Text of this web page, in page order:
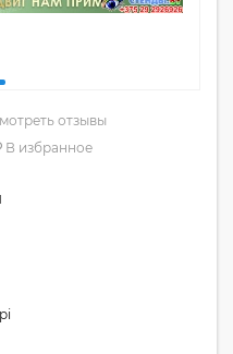
отзывы
В избранное